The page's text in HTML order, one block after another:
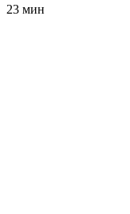
23 мин